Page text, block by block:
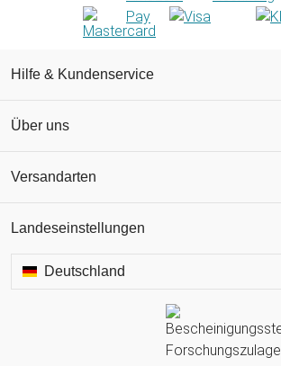
Hilfe & Kundenservice
Über uns
Versandarten
Landeseinstellungen
Deutschland